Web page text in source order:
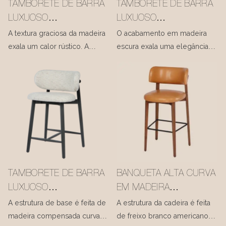
estrutura de madeira do
encosto, que foi habilmente
esculpida em uma ponta
achatada.
TAMBORETE DE BARRA
LUXUOSO
PERSONALIZADO
OLEANDRO #M1053
MISIRUI
A textura graciosa da madeira
exala um calor rústico. A
madeira acomoda o encosto
volumoso, enquanto o
estofamento em tom
caramelo-acastanhado é
oferecido em diversas
opções de tecido com um
toque ultramacio e agradável
TAMBORETE DE BARRA
LUXUOSO
PERSONALIZADO
OLEANDRO #M1053-4
O acabamento em madeira
escura exala uma elegância
contornos suaves e
arredondados atenuam a
textura rígida da madeira
TAMBORETE DE BARRA
LUXUOSO
PERSONALIZADO
OLEANDRO #M1053-5
A estrutura de base é feita de
madeira compensada curvada,
BANQUETA ALTA CURVA
EM MADEIRA
COMPENSADA BRANCA
FREIXO #M1114
A estrutura da cadeira é feita
de freixo branco americano